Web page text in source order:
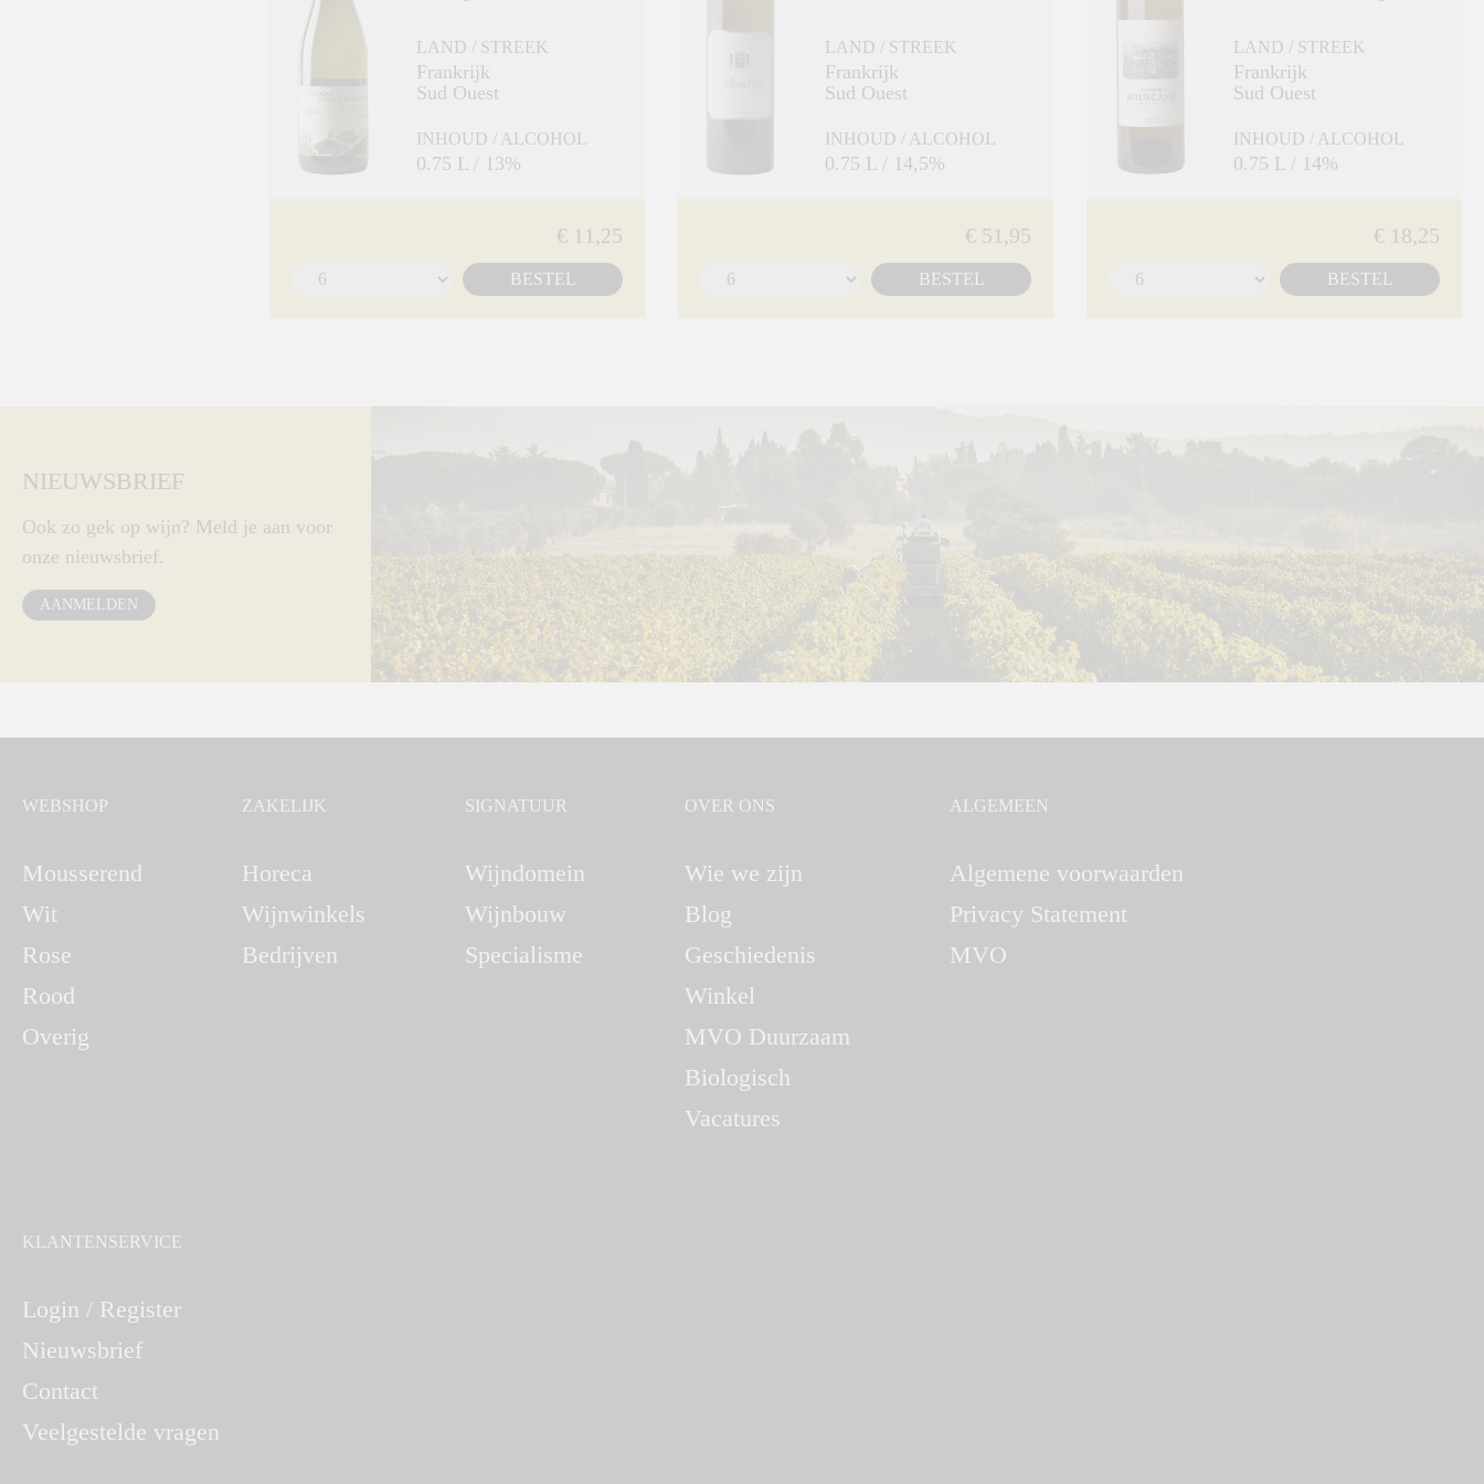
LAND / STREEK
Frankrijk
Sud Ouest
INHOUD / ALCOHOL
0.75 L / 13%
€ 11,25
BESTEL
LAND / STREEK
Frankrijk
Sud Ouest
INHOUD / ALCOHOL
0.75 L / 14,5%
€ 51,95
BESTEL
LAND / STREEK
Frankrijk
Sud Ouest
INHOUD / ALCOHOL
0.75 L / 14%
€ 18,25
BESTEL
NIEUWSBRIEF
Ook zo gek op wijn? Meld je aan voor
onze nieuwsbrief.
AANMELDEN
WEBSHOP
Mousserend
Wit
Rose
Rood
Overig
ZAKELIJK
Horeca
Wijnwinkels
Bedrijven
SIGNATUUR
Wijndomein
Wijnbouw
Specialisme
OVER ONS
Wie we zijn
Blog
Geschiedenis
Winkel
MVO Duurzaam
Biologisch
Vacatures
ALGEMEEN
Algemene voorwaarden
Privacy Statement
MVO
KLANTENSERVICE
Login / Register
Nieuwsbrief
Contact
Veelgestelde vragen